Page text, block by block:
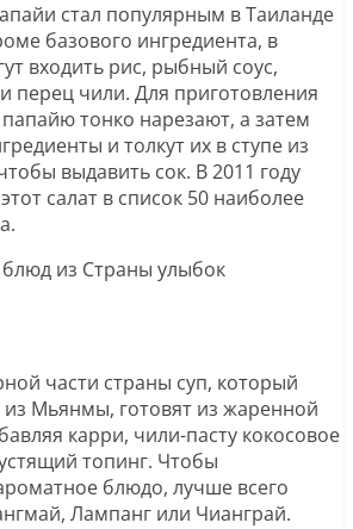
стал популярным в Таиланде
базового ингредиента, в
входить рис, рыбный соус,
перец чили. Для приготовления
тонко нарезают, а затем
и толкут их в ступе из
выдавить сок. В 2011 году
салат в список 50 наиболее
части страны суп, который
Мьянмы, готовят из жаренной
карри, чили-пасту кокосовое
топинг. Чтобы
блюдо, лучше всего
Лампанг или Чианграй.